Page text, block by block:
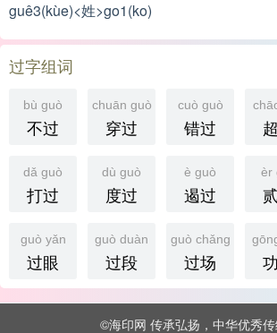
guê3(kùe)<姓>go1(ko)
过字组词
bù guò
不过
chuān guò
穿过
cuò guò
错过
dǎ guò
打过
dù guò
度过
è guò
遏过
èr
guò yǎn
过眼
guò duàn
过段
guò chǎng
过场
©海印网 传承弘扬，中华优秀传